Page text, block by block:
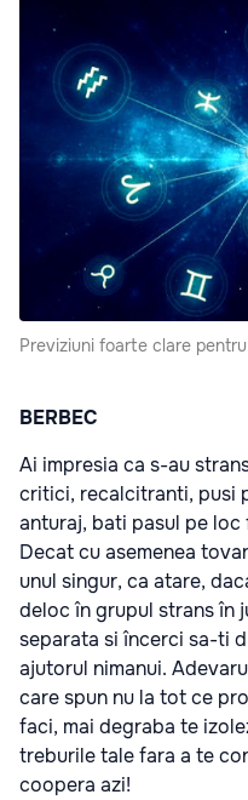
Previziuni foarte clare
BERBEC
Ai impresia ca s-au
critici, recalcitranti, pusi
anturaj, bati pasul pe
Decat cu asemenea
unul singur, ca atare,
deloc în grupul strans în
separata si încerci sa-ti
ajutorul nimanui.
care spun nu la tot ce
faci, mai degraba te
treburile tale fara a te
coopera azi!